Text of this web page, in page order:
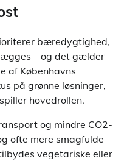
bæredygtighed,
– og det gælder
af Københavns
på grønne løsninger,
hovedrollen.
og mindre CO2-
ofte mere smagfulde
vegetariske eller